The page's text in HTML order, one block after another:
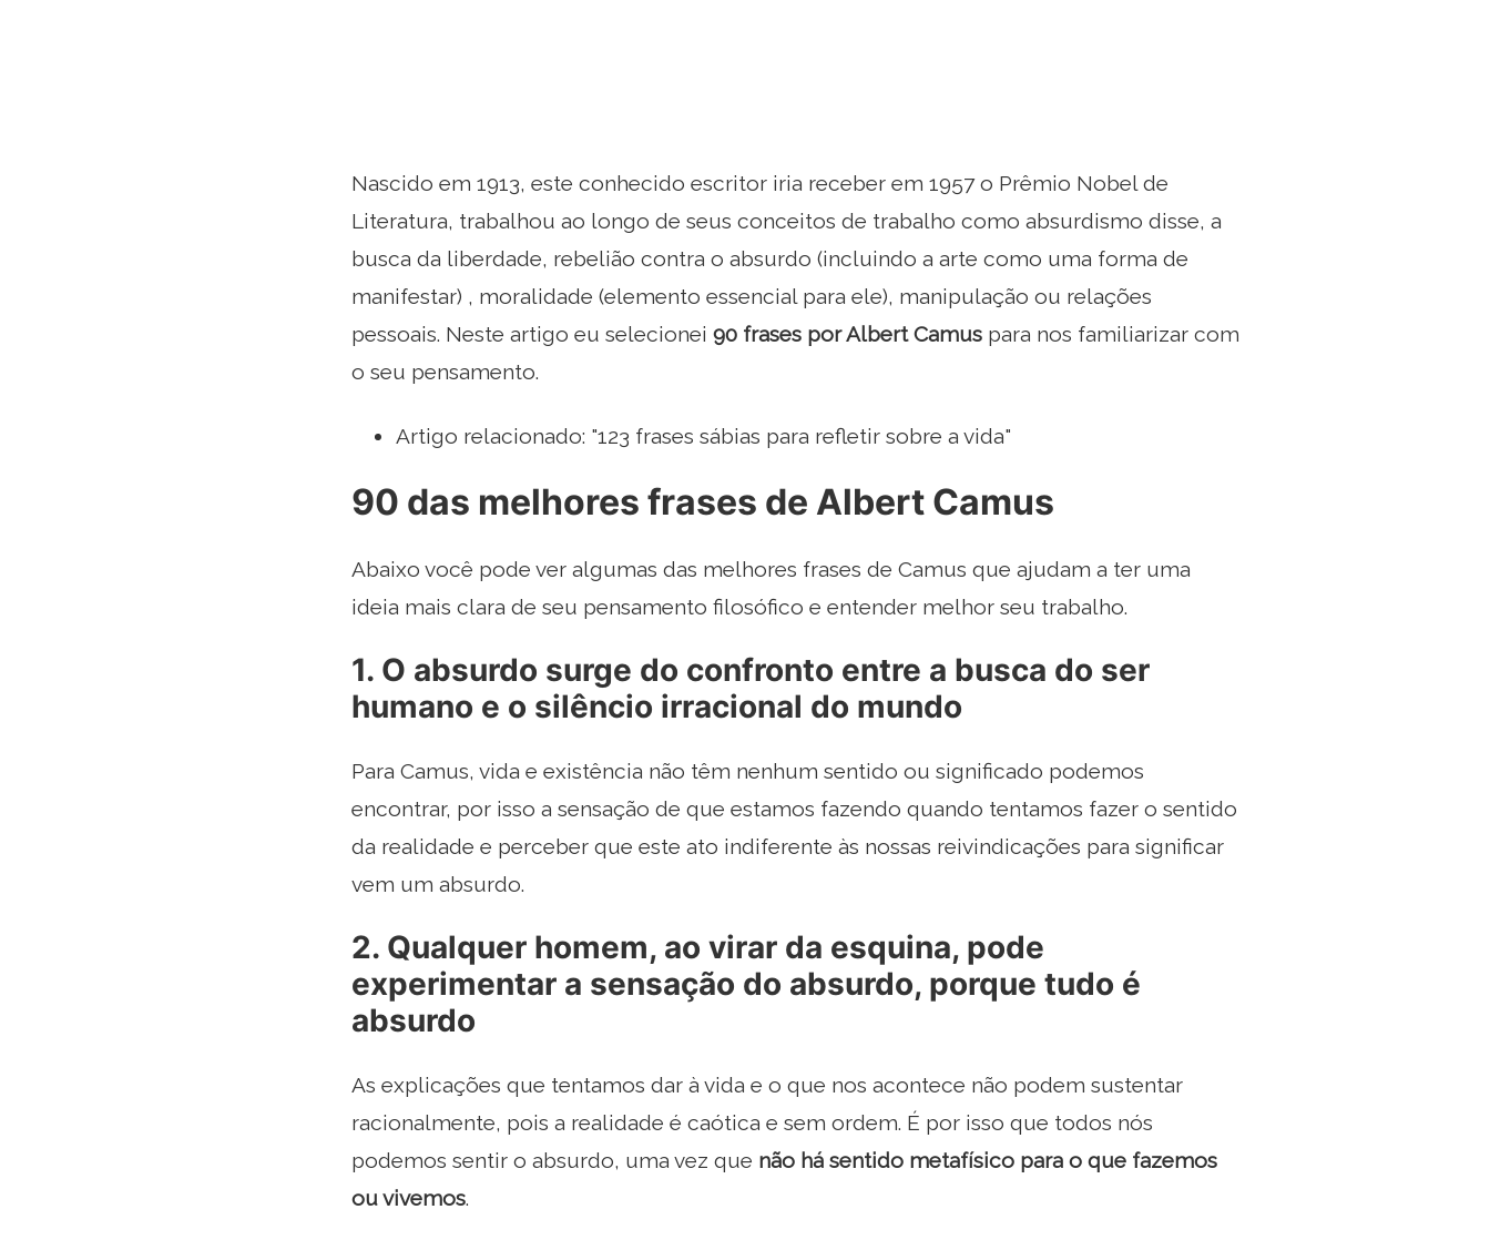
Nascido em 1913, este conhecido escritor iria receber em 1957 o Prêmio Nobel de
Literatura, trabalhou ao longo de seus conceitos de trabalho como absurdismo disse, a
busca da liberdade, rebelião contra o absurdo (incluindo a arte como uma forma de
manifestar) , moralidade (elemento essencial para ele), manipulação ou relações
pessoais. Neste artigo eu selecionei 90 frases por Albert Camus para nos familiarizar com
o seu pensamento.
Artigo relacionado: "123 frases sábias para refletir sobre a vida"
90 das melhores frases de Albert Camus
Abaixo você pode ver algumas das melhores frases de Camus que ajudam a ter uma
ideia mais clara de seu pensamento filosófico e entender melhor seu trabalho.
1. O absurdo surge do confronto entre a busca do ser
humano e o silêncio irracional do mundo
Para Camus, vida e existência não têm nenhum sentido ou significado podemos
encontrar, por isso a sensação de que estamos fazendo quando tentamos fazer o sentido
da realidade e perceber que este ato indiferente às nossas reivindicações para significar
vem um absurdo.
2. Qualquer homem, ao virar da esquina, pode
experimentar a sensação do absurdo, porque tudo é
absurdo
As explicações que tentamos dar à vida e o que nos acontece não podem sustentar
racionalmente, pois a realidade é caótica e sem ordem. É por isso que todos nós
podemos sentir o absurdo, uma vez que não há sentido metafísico para o que fazemos
ou vivemos.